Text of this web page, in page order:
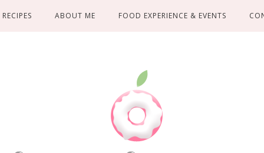
RECIPES ABOUT ME FOOD EXPERIENCE & EVENTS